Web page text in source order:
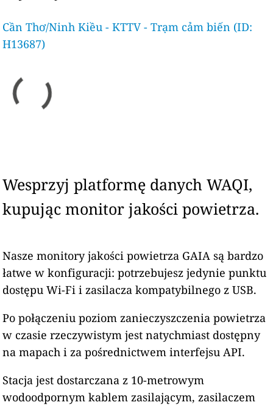
Cần Thơ/Ninh Kiều - KTTV - Trạm cảm biến (ID:
H13687)
Wesprzyj platformę danych WAQI,
kupując monitor jakości powietrza.
Nasze monitory jakości powietrza GAIA są bardzo
łatwe w konfiguracji: potrzebujesz jedynie punktu
dostępu Wi-Fi i zasilacza kompatybilnego z USB.
Po połączeniu poziom zanieczyszczenia powietrza
w czasie rzeczywistym jest natychmiast dostępny
na mapach i za pośrednictwem interfejsu API.
Stacja jest dostarczana z 10-metrowym
wodoodpornym kablem zasilającym, zasilaczem